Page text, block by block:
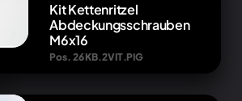
Kit Kettenritzel
Abdeckungsschrauben
M6x16
Pos. 26 KB.2VIT.PIG